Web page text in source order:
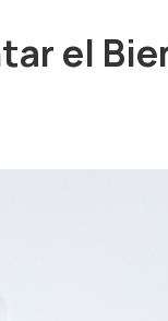
el